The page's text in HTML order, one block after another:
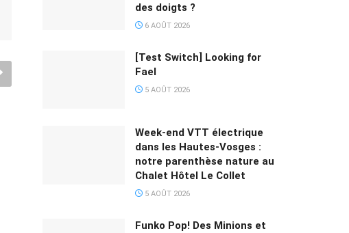
des doigts ?
6 AOÛT 2026
[Test Switch] Looking for
Fael
5 AOÛT 2026
Week-end VTT électrique
dans les Hautes-Vosges :
notre parenthèse nature au
Chalet Hôtel Le Collet
5 AOÛT 2026
Funko Pop! Des Minions et